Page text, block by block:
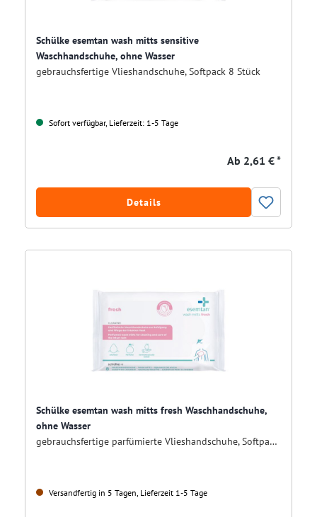
Schülke esemtan wash mitts sensitive
Waschhandschuhe, ohne Wasser
gebrauchsfertige Vlieshandschuhe, Softpack 8 Stück
Sofort verfügbar, Lieferzeit: 1-5 Tage
Ab 2,61 € *
Details
Schülke esemtan wash mitts fresh Waschhandschuhe,
ohne Wasser
gebrauchsfertige parfümierte Vlieshandschuhe, Softpack 8 Stück
Versandfertig in 5 Tagen, Lieferzeit 1-5 Tage